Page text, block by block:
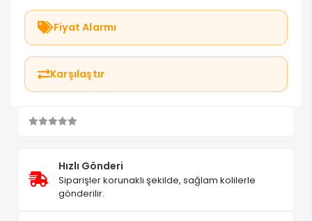
Fiyat Alarmı
Karşılaştır
Hızlı Gönderi
Siparişler korunaklı şekilde, sağlam kolilerle
gönderilir.